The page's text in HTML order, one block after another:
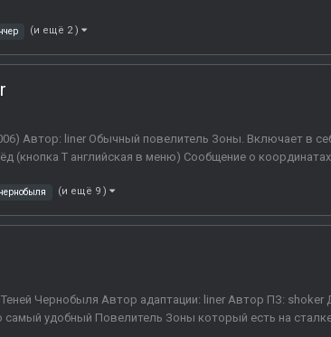
(и ещё 2 )
Автор: liner Обычный повелитель Зоны. Включает в
(кнопка Т английская в меню) Сообщение о
(и ещё 9 )
Чернобыля Автор адаптации: liner Автор ПЗ:
удобный Повелитель Зоны который есть на